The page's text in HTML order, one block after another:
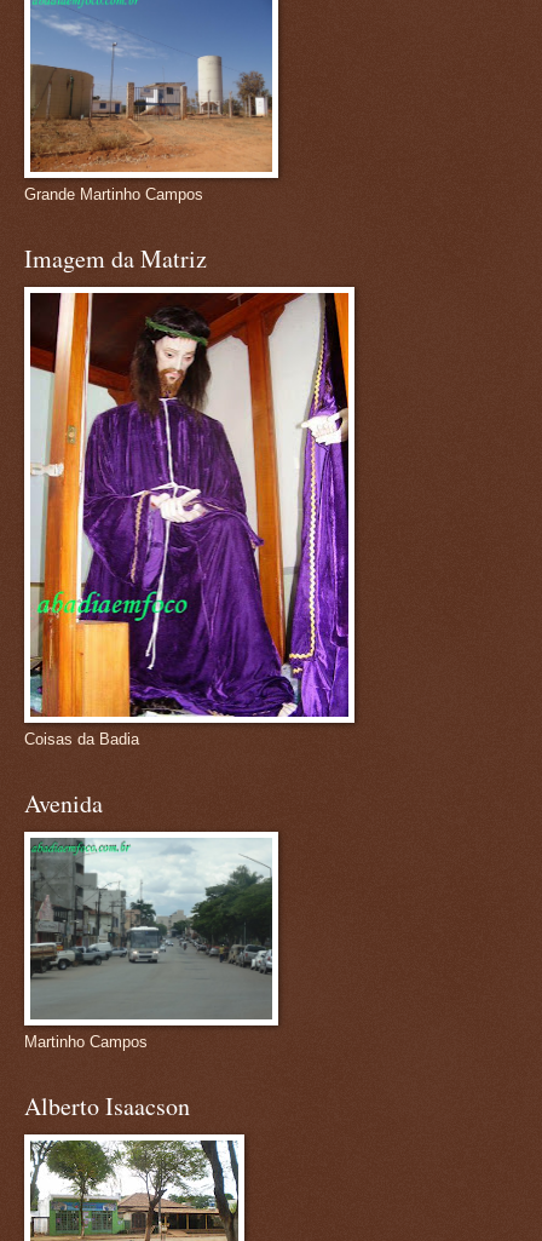
Grande Martinho Campos
Imagem da Matriz
Coisas da Badia
Avenida
Martinho Campos
Alberto Isaacson